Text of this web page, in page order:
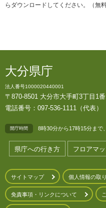
らダウンロードしてください。（無料
大分県庁
法人番号1000020440001
〒870-8501 大分市大手町3丁目1
電話番号：097-536-1111（代表）
開庁時間 8時30分から17時15分まで
県庁への行き方 フロアマ
サイトマップ 個人情報の取
免責事項・リンクについて